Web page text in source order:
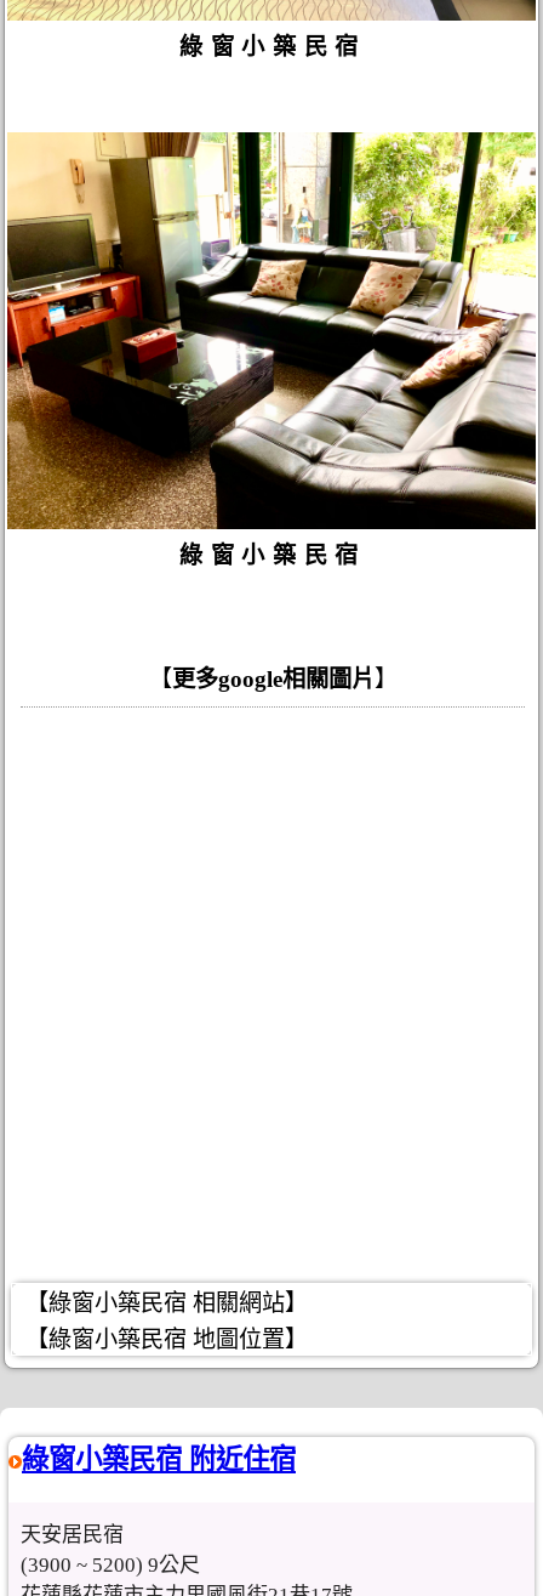
綠窗小築民宿
綠窗小築民宿
【更多google相關圖片 】
【綠窗小築民宿 相關網站】
【綠窗小築民宿 地圖位置】
綠窗小築民宿 附近住宿
天安居民宿
(3900 ~ 5200) 9公尺